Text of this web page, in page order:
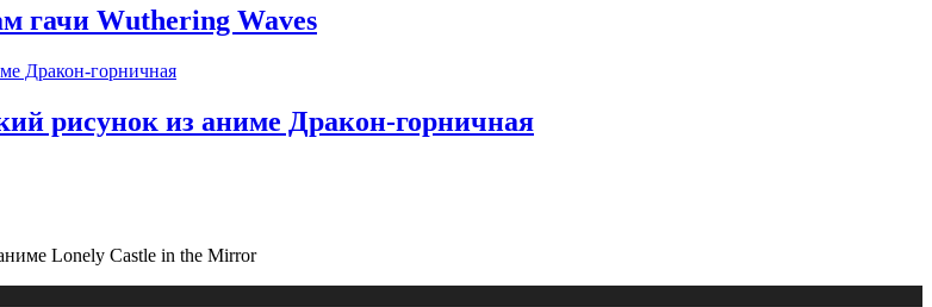
гачи Wuthering Waves
рисунок из аниме Дракон-горничная
Lonely Castle in the Mirror